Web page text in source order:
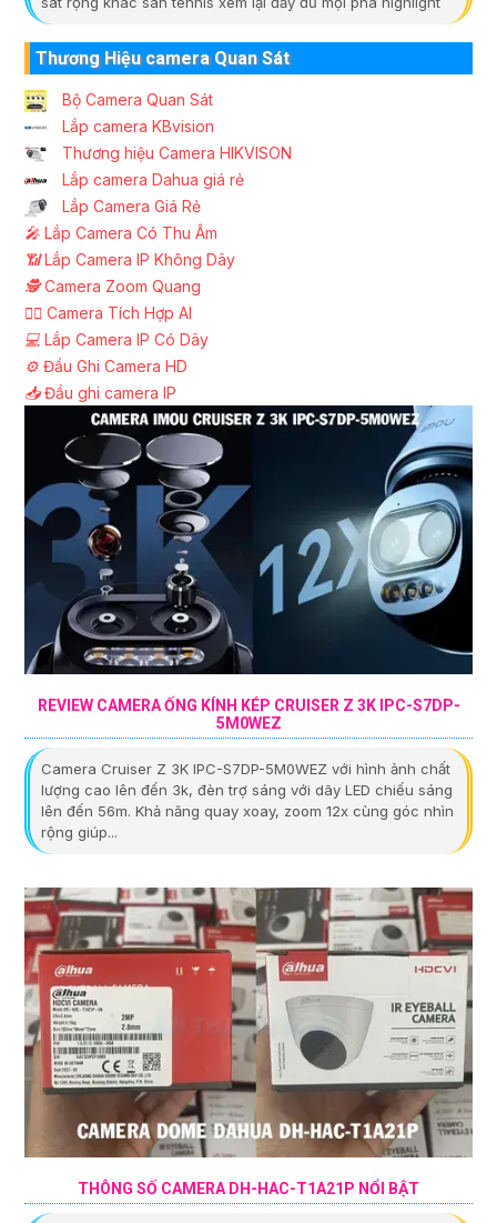
Thương Hiệu camera Quan Sát
Bộ Camera Quan Sát
Lắp camera KBvision
Thương hiệu Camera HIKVISON
Lắp camera Dahua giá rẻ
Lắp Camera Giá Rẻ
️🎤️ Lắp Camera Có Thu Âm
📶Lắp Camera IP Không Dây
🕵️Camera Zoom Quang
🧛‍♀️ Camera Tích Hợp AI
💻 Lắp Camera IP Có Dây
⚙️ Đầu Ghi Camera HD
📥Đầu ghi camera IP
REVIEW CAMERA ỐNG KÍNH KÉP CRUISER Z 3K IPC-S7DP-
5M0WEZ
Camera Cruiser Z 3K IPC-S7DP-5M0WEZ với hình ảnh chất
lượng cao lên đến 3k, đèn trợ sáng với dãy LED chiếu sáng
lên đến 56m. Khả năng quay xoay, zoom 12x cùng góc nhìn
rộng giúp...
THÔNG SỐ CAMERA DH-HAC-T1A21P NỔI BẬT